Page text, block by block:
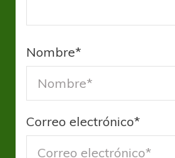
Nombre*
Correo electrónico*